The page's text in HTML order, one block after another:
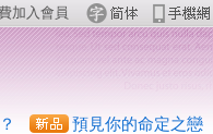
加入會員
預見你的命定之戀